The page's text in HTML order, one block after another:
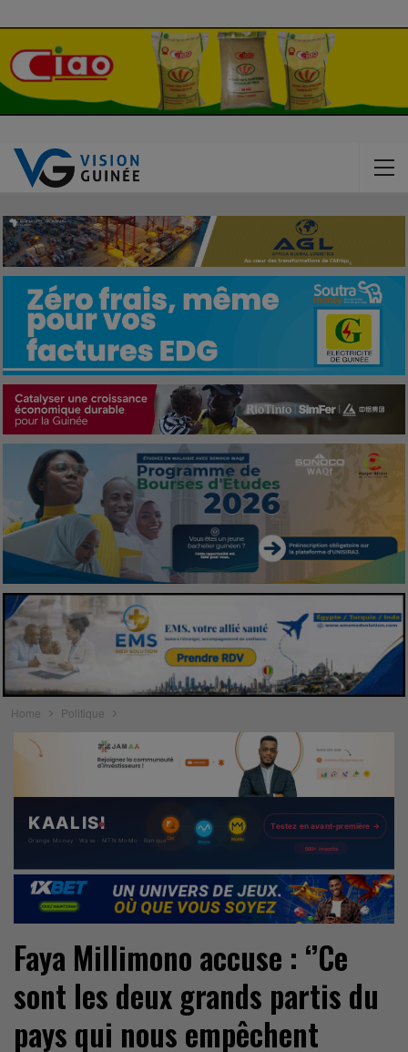
Home Politique
Faya Millimono accuse : ‘’Ce
sont les deux grands partis du
pays qui nous empêchent